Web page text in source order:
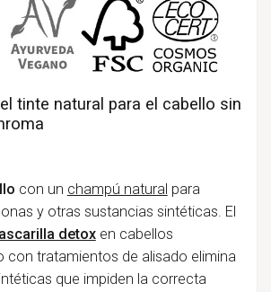
tinte natural para el cabello sin
con un champú natural para
y otras sustancias sintéticas. El
detoxen cabellos
con tratamientos de alisado elimina
que impiden la correcta